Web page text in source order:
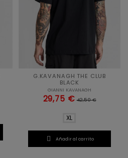
G.KAVANAGH THE CLUB
BLACK
GIANNI KAVANAGH
29,75 € 42,50 €
XL
 Añadir al carrito